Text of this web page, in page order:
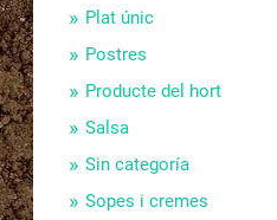
Plat únic
Postres
Producte del hort
Salsa
Sin categoría
Sopes i cremes